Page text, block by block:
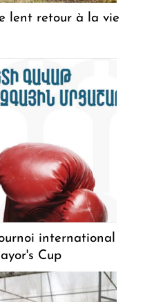
lent retour à la vie
international
Cup